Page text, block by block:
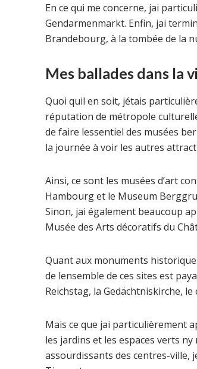
En ce qui me concerne, jai
Gendarmenmarkt. Enfin, jai
Brandebourg, à la tombée de la
Mes ballades dans la
Quoi quil en soit, jétais
réputation de métropole
de faire lessentiel des musées
la journée à voir les autres
Ainsi, ce sont les musées d’art
Hambourg et le Museum
Sinon, jai également beaucoup
Musée des Arts décoratifs du
Quant aux monuments
de lensemble de ces sites est
Reichstag, la Gedächtniskirche,
Mais ce que jai particulièrement
les jardins et les espaces verts
assourdissants des centres-ville,